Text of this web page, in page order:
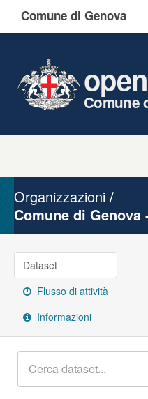
Comune di Genova
Comune
Gruppi
Organizzazioni
Comune di Genova
Dataset
Flusso di attività
Informazioni